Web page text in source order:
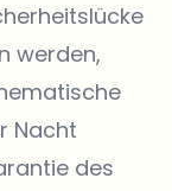
werden,
Nacht
des